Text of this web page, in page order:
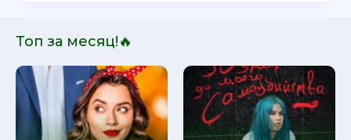
Топ за месяц!🔥